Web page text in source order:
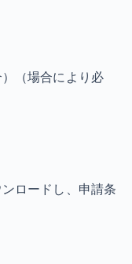
（場合により必
ロードし、申請条